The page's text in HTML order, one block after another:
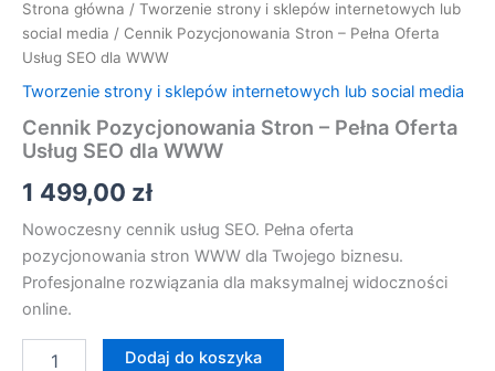
Strona główna / Tworzenie strony i sklepów internetowych lub
social media / Cennik Pozycjonowania Stron – Pełna Oferta
Usług SEO dla WWW
Tworzenie strony i sklepów internetowych lub social media
Cennik Pozycjonowania Stron – Pełna Oferta
Usług SEO dla WWW
1 499,00 zł
Nowoczesny cennik usług SEO. Pełna oferta
pozycjonowania stron WWW dla Twojego biznesu.
Profesjonalne rozwiązania dla maksymalnej widoczności
online.
Dodaj do koszyka